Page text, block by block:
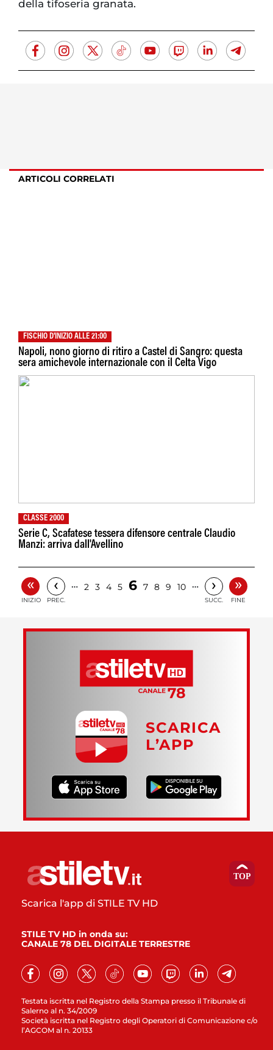
della tifoseria granata.
ARTICOLI CORRELATI
FISCHIO D'INIZIO ALLE 21:00
Napoli, nono giorno di ritiro a Castel di Sangro: questa
sera amichevole internazionale con il Celta Vigo
CLASSE 2000
Serie C, Scafatese tessera difensore centrale Claudio
Manzi: arriva dall'Avellino
«
INIZIO
‹
PREC.
… 2 3 4 5 6 7 8 9 10 … ›
SUCC.
»
FINE
SCARICA
L’APP
Testata iscritta nel Registro della Stampa presso il Tribunale di
Salerno al n. 34/2009
Società iscritta nel Registro degli Operatori di Comunicazione c/o
l’AGCOM al n. 20133
Scarica l'app di STILE TV HD
STILE TV HD in onda su:
CANALE 78 DEL DIGITALE TERRESTRE